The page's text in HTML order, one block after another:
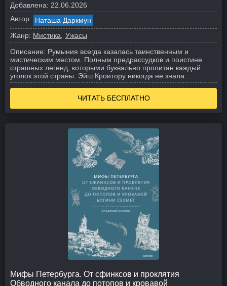
Добавлена: 22.06.2026
Автор: Наташа Даркмун
Жанр: Мистика
Ужасы
Описание: Румыния всегда казалась таинственным и
мистическим местом. Полным предрассудков и поистине
страшных легенд, которыми буквально пропитан каждый
уголок этой страны. Эйш Кроитору никогда не знала...
ЧИТАТЬ БЕСПЛАТНО
Мифы Петербурга. От сфинксов и проклятия
Обводного канала до потопов и кровавой